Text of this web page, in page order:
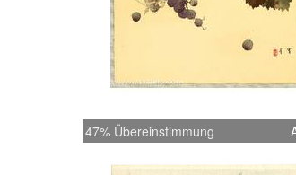
47% Übereinstimmung